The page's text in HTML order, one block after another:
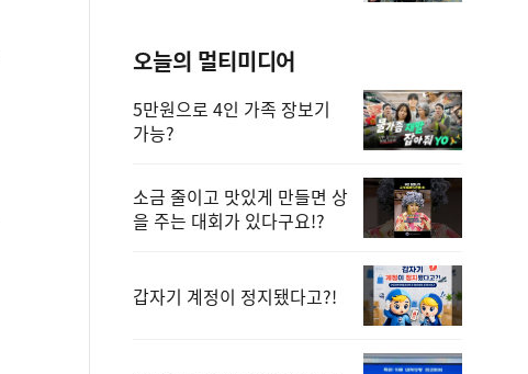
오늘의 멀티미디어
5만원으로 4인 가족 장보기
가능?
소금 줄이고 맛있게 만들면 상
을 주는 대회가 있다구요!?
갑자기 계정이 정지됐다고?!